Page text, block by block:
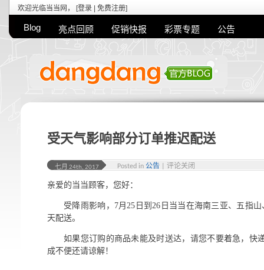
欢迎光临当当网， [登录 免费注册]
Blog 亮点回顾 促销快报 彩票专题 公告
受天气影响部分订单推迟配送
七月 24th, 2017 Posted in 公告 评论关闭
亲爱的当当顾客，您好：
受降雨影响，7月25日到26日当当在海南三亚、五指
天配送。
如果您订购的商品未能及时送达，请您不要着急，快
成不便还请谅解！